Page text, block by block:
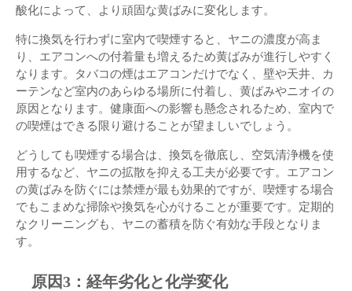
酸化によって、より頑固な黄ばみに変化します。
特に換気を行わずに室内で喫煙すると、ヤニの濃度が高ま
り、エアコンへの付着量も増えるため黄ばみが進行しやすく
なります。タバコの煙はエアコンだけでなく、壁や天井、カ
ーテンなど室内のあらゆる場所に付着し、黄ばみやニオイの
原因となります。健康面への影響も懸念されるため、室内で
の喫煙はできる限り避けることが望ましいでしょう。
どうしても喫煙する場合は、換気を徹底し、空気清浄機を使
用するなど、ヤニの拡散を抑える工夫が必要です。エアコン
の黄ばみを防ぐには禁煙が最も効果的ですが、喫煙する場合
でもこまめな掃除や換気を心がけることが重要です。定期的
なクリーニングも、ヤニの蓄積を防ぐ有効な手段となりま
す。
原因3：経年劣化と化学変化